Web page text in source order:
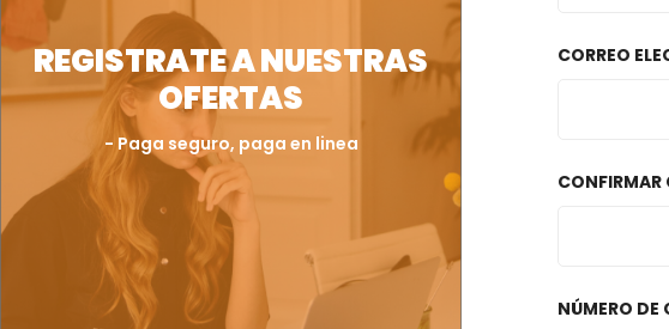
REGISTRATE A NUESTRAS
OFERTAS
- Paga seguro, paga en linea
CORREO
CONFIRMAR
NÚMERO